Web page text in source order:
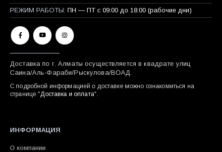
РЕЖИМ РАБОТЫ: ПН — ПТ с 09:00 до 18:00 (рабочие дни)
Доставка по г. Алматы осуществляется в квадрате улиц
Саина/Аль-Фараби/Рыскулова/ВОАД.
С подробной информацией о доставке можно ознакомиться на
странице " Доставка и оплата".
ИНФОРМАЦИЯ
О компании